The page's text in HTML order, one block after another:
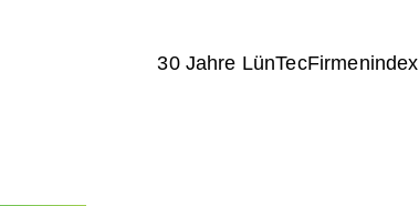
30 Jahre LünTecFirmenindex